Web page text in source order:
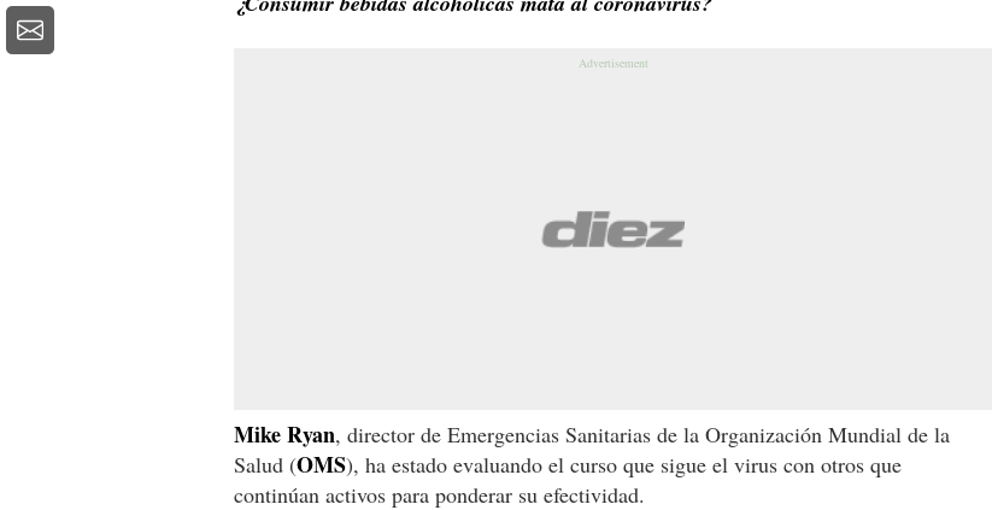
Mike Ryan, director de Emergencias Sanitarias de la Organización Mundial de la
Salud (OMS), ha estado evaluando el curso que sigue el virus con otros que
continúan activos para ponderar su efectividad.